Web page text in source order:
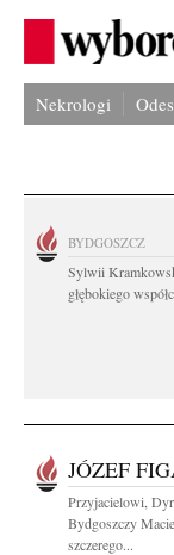
Nekrologi
BYDGOSZCZ
Sylwii
głębokiego
JÓZEF
Przyjacielowi,
Bydgoszczy
szczerego...